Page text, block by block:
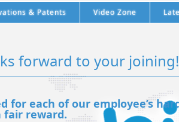
& Patents Video Zone
forward to your joining!
for each of our employee’s
fair reward.